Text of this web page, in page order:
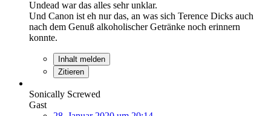
Undead war das alles sehr unklar.
Und Canon ist eh nur das, an was sich Terence Dicks auch
nach dem Genuß alkoholischer Getränke noch erinnern
konnte.
Inhalt melden
Zitieren
Sonically Screwed
Gast